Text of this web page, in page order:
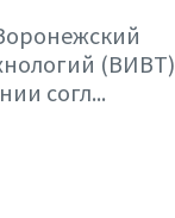
(ВИВТ)
согл...